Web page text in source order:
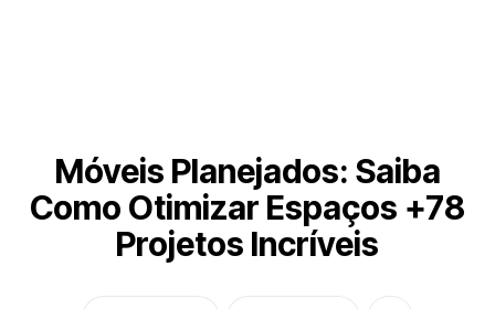
Móveis Planejados: Saiba
Como Otimizar Espaços +78
Projetos Incríveis